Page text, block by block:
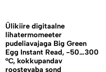
Ülikiire digitaalne
lihatermomeeter
pudeliavajaga Big Green
Egg Instant Read, -50…300
°C, kokkupandav
roostevaba sond